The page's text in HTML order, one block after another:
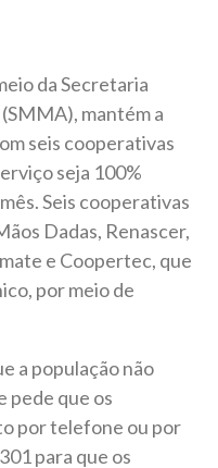
da Secretaria
mantém a
seis cooperativas
seja 100%
Seis cooperativas
Dadas, Renascer,
e Coopertec, que
por meio de
a população não
pede que os
por telefone ou por
para que os